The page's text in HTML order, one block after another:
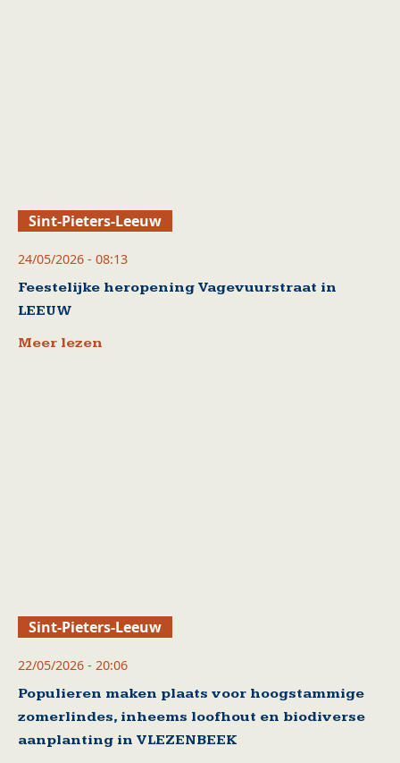
Sint-Pieters-Leeuw
24/05/2026 - 08:13
Feestelijke heropening Vagevuurstraat in
LEEUW
Meer lezen
Sint-Pieters-Leeuw
22/05/2026 - 20:06
Populieren maken plaats voor hoogstammige
zomerlindes, inheems loofhout en biodiverse
aanplanting in VLEZENBEEK